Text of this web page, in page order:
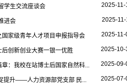
2025-11-
学生交流座谈会
2025-11-
进会
2025-11-
家级青年人才项目申报指导会
2025-10-
创新创业大赛一银一优胜
2025-09-
：我校在站博士后国家自然科...
2025-07-
提升——人力资源部党支部 民...